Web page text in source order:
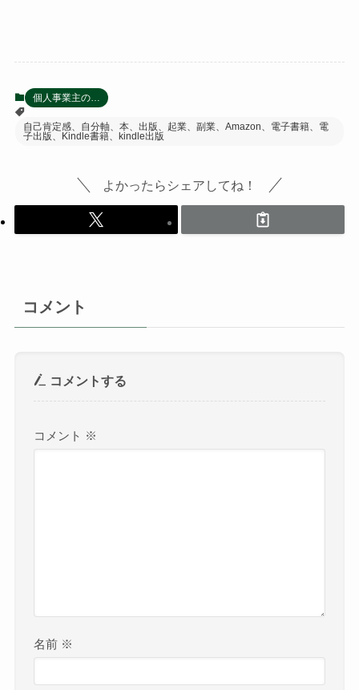
個人事業主の…
自己肯定感、自分軸、本、出版、起業、副業、Amazon、電子書籍、電
子出版、Kindle書籍、kindle出版
よかったらシェアしてね！
コメント
コメントする
コメント ※
名前 ※